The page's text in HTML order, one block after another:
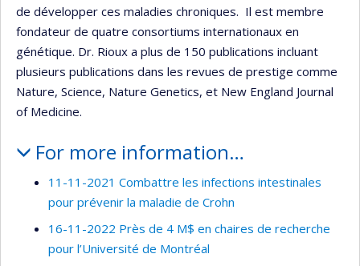
de développer ces maladies chroniques. Il est membre
fondateur de quatre consortiums internationaux en
génétique. Dr. Rioux a plus de 150 publications incluant
plusieurs publications dans les revues de prestige comme
Nature, Science, Nature Genetics, et New England Journal
of Medicine.
For more information…
11-11-2021 Combattre les infections intestinales
pour prévenir la maladie de Crohn
16-11-2022 Près de 4 M$ en chaires de recherche
pour l’Université de Montréal